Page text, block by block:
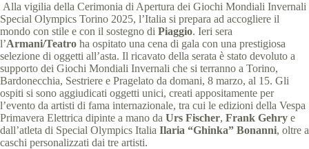
Alla vigilia della Cerimonia di Apertura dei Giochi Mondiali Invernali
Special Olympics Torino 2025, l’Italia si prepara ad accogliere il
mondo con stile e con il sostegno di Piaggio. Ieri sera
l’Armani/Teatro ha ospitato una cena di gala con una prestigiosa
selezione di oggetti all’asta. Il ricavato della serata è stato devoluto a
supporto dei Giochi Mondiali Invernali che si terranno a Torino,
Bardonecchia, Sestriere e Pragelato da domani, 8 marzo, al 15. Gli
ospiti si sono aggiudicati oggetti unici, creati appositamente per
l’evento da artisti di fama internazionale, tra cui le edizioni della Vespa
Primavera Elettrica dipinte a mano da Urs Fischer, Frank Gehry e
dall’atleta di Special Olympics Italia Ilaria “Ghinka” Bonanni, oltre a
caschi personalizzati dai tre artisti.